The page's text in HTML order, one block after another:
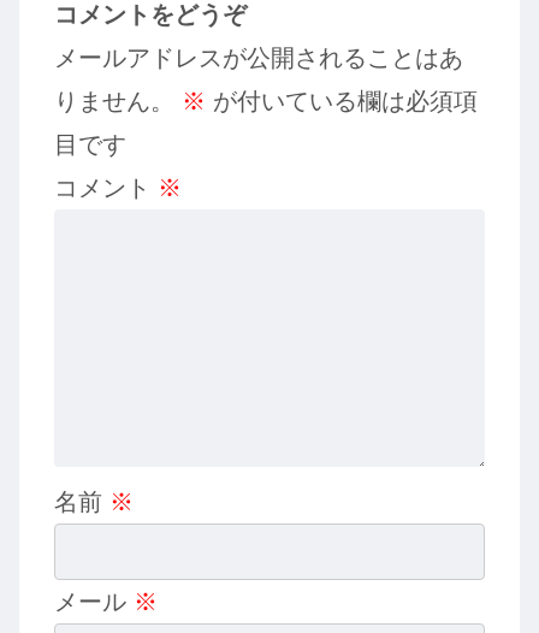
コメントをどうぞ
メールアドレスが公開されることはあ
りません。
※ が付いている欄は必須項
目です
コメント ※
名前 ※
メール ※